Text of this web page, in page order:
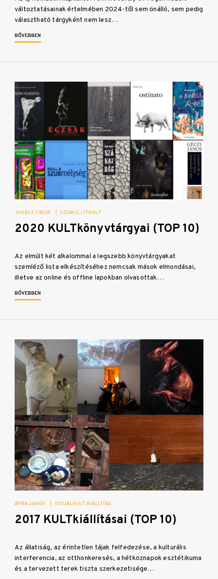
változtatásainak értelmében 2024-től sem önálló, sem pedig
választható tárgyként nem lesz…
BŐVEBBEN
JUHÁSZ TIBOR SZEMLE LITKULT
2020 KULTkönyvtárgyai (TOP 10)
Az elmúlt két alkalommal a legszebb könyvtárgyakat
szemléző lista elkészítéséhez nemcsak mások elmondásai,
illetve az online és offline lapokban olvasottak…
BŐVEBBEN
ÁFRA JÁNOS VIZUÁLKULT KIÁLLÍTÁS
2017 KULTkiállításai (TOP 10)
Az állatiság, az érintetlen tájak felfedezése, a kulturális
interferencia, az otthonkeresés, a hétköznapok esztétikuma
és a tervezett terek tiszta szerkezetisége…